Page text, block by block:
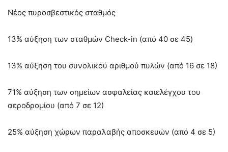
Νέος πυροσβεστικός σταθμός
13% αύξηση των σταθμών Check-in (από 40 σε 45)
13% αύξηση του συνολικού αριθμού πυλών (από 16 σε 18)
71% αύξηση των σημείων ασφαλείας καιελέγχου του
αεροδρομίου (από 7 σε 12)
25% αύξηση χώρων παραλαβής αποσκευών (από 4 σε 5)